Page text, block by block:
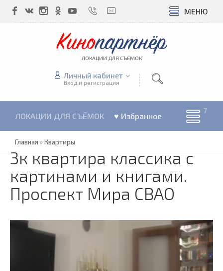
МЕНЮ
Кинопартнёр
ЛОКАЦИИ ДЛЯ СЪЁМОК
Личный кабинет
Вход и регистрация
ЛОКАЦИИ ДЛЯ СЪЁМОК ♥ Избранное
Главная »Квартиры
3к квартира классика с
картинами и книгами.
Проспект Мира СВАО